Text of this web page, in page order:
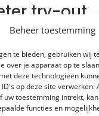
Beheer toestemming
te bieden, gebruiken wij
over je apparaat op te
deze technologieën
op deze site verwerken.
uw toestemming intrekt,
functies en
try-out
kun je prima leven en
te werken aan de
betere houding met
Meer kracht
In dat geval is